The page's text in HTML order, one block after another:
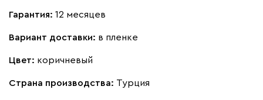
Гарантия: 12 месяцев
Вариант доставки: в пленке
Цвет: коричневый
Страна производства: Турция